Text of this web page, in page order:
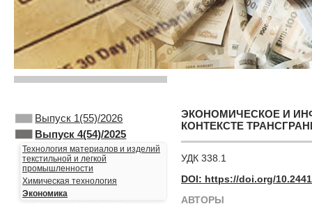
Выпуск 1(55)/2026
Выпуск 4(54)/2025
Технология материалов и изделий
текстильной и легкой
промышленности
Химическая технология
Экономика
ЭКОНОМИЧЕСКОЕ И
КОНТЕКСТЕ
УДК 338.1
DOI: https://doi.org/
АВТОРЫ